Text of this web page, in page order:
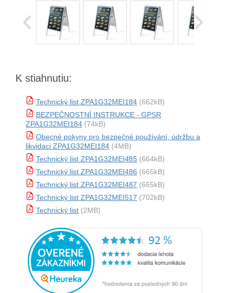
K stiahnutiu:
Technický list ZPA1G32MEI184 (662kB)
BEZPEČNOSTNÍ INSTRUKCE - GPSR
ZPA1G32MEI184 (74kB)
Obecné pokyny pro bezpečné používání, údržbu a
likvidaci ZPA1G32MEI184 (4MB)
Technický list ZPA1G32MEI485 (664kB)
Technický list ZPA1G32MEI486 (665kB)
Technický list ZPA1G32MEI487 (665kB)
Technický list ZPA1G32MEI517 (702kB)
Technický list (2MB)